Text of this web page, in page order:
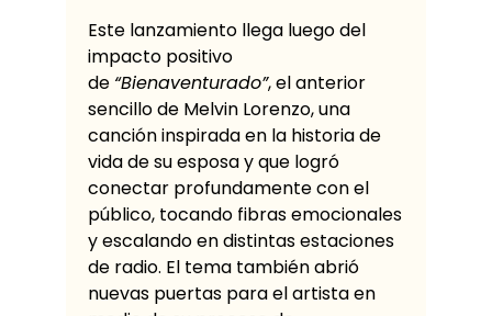
Este lanzamiento llega luego del
impacto positivo
de “Bienaventurado”, el anterior
sencillo de Melvin Lorenzo, una
canción inspirada en la historia de
vida de su esposa y que logró
conectar profundamente con el
público, tocando fibras emocionales
y escalando en distintas estaciones
de radio. El tema también abrió
nuevas puertas para el artista en